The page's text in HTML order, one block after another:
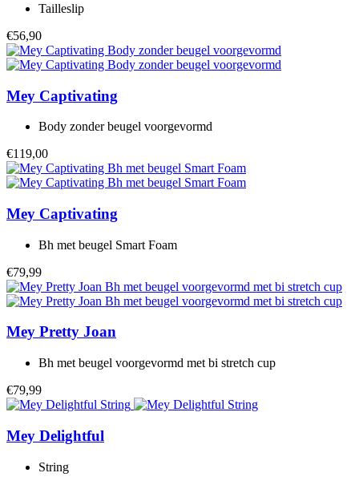
Tailleslip
€56,90
Mey Captivating
Body zonder beugel voorgevormd
€119,00
Mey Captivating
Bh met beugel Smart Foam
€79,99
Mey Pretty Joan
Bh met beugel voorgevormd met bi stretch cup
€79,99
Mey Delightful
String